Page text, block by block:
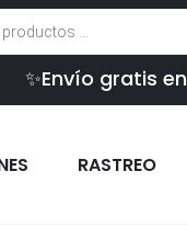
✨Envío gratis
RASTREO